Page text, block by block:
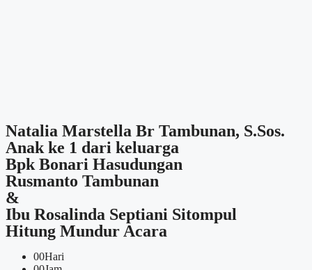
Natalia Marstella Br Tambunan, S.Sos.
Anak ke 1 dari keluarga
Bpk Bonari Hasudungan
Rusmanto Tambunan
&
Ibu Rosalinda Septiani Sitompul
Hitung Mundur Acara
00Hari